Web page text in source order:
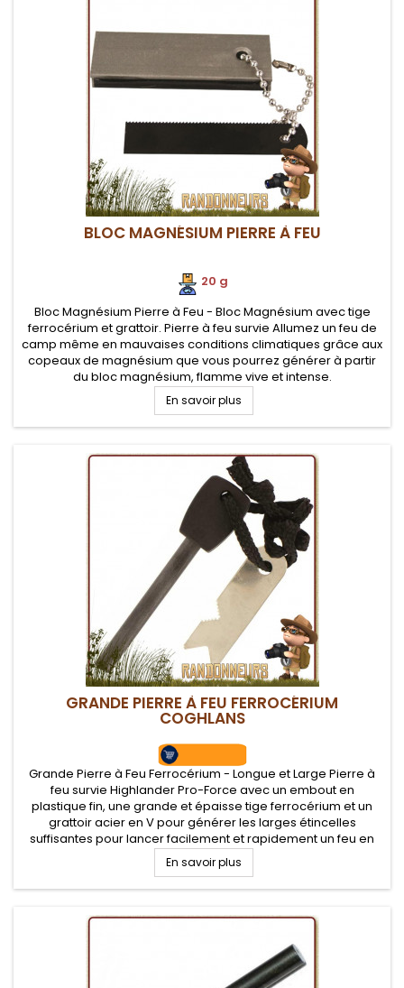
BLOC MAGNÉSIUM PIERRE À FEU
20 g
Bloc Magnésium Pierre à Feu - Bloc Magnésium avec tige
ferrocérium et grattoir. Pierre à feu survie Allumez un feu de
camp même en mauvaises conditions climatiques grâce aux
copeaux de magnésium que vous pourrez générer à partir
du bloc magnésium, flamme vive et intense.
En savoir plus
GRANDE PIERRE À FEU FERROCÉRIUM
COGHLANS
Grande Pierre à Feu Ferrocérium - Longue et Large Pierre à
feu survie Highlander Pro-Force avec un embout en
plastique fin, une grande et épaisse tige ferrocérium et un
grattoir acier en V pour générer les larges étincelles
suffisantes pour lancer facilement et rapidement un feu en
toutes conditions
En savoir plus